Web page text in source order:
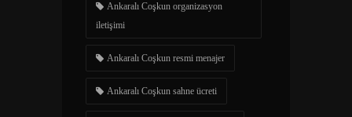
Ankaralı Coşkun organizasyon
iletişimi
Ankaralı Coşkun resmi menajer
Ankaralı Coşkun sahne ücreti